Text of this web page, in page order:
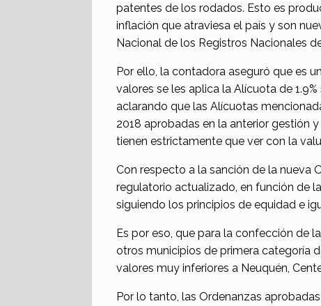
patentes de los rodados. Esto es
inflación que atraviesa el país y son
Nacional de los Registros Nacionales
Por ello, la contadora aseguró que es
valores se les aplica la Alícuota de
aclarando que las Alícuotas
2018 aprobadas en la anterior gestión
tienen estrictamente que ver con la
Con respecto a la sanción de la nueva
regulatorio actualizado, en función de
siguiendo los principios de equidad e
Es por eso, que para la confección de
otros municipios de primera categoría
valores muy inferiores a Neuquén,
Por lo tanto, las Ordenanzas